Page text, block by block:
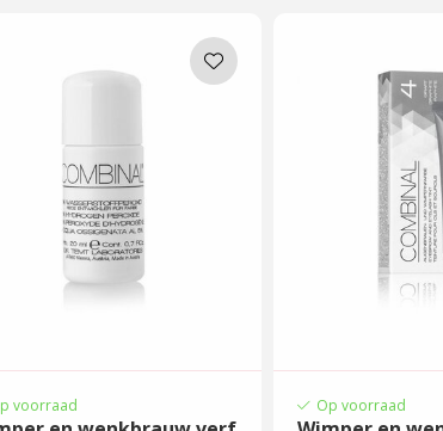
voorraad Op voorraad